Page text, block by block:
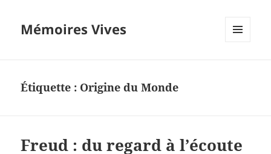
Mémoires Vives
Étiquette : Origine du Monde
Freud : du regard à l’écoute